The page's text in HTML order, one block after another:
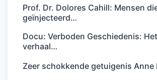
Prof. Dr. Dolores Cahill: Mensen
geïnjecteerd…
Docu: Verboden Geschiedenis:
verhaal…
Zeer schokkende getuigenis Anne